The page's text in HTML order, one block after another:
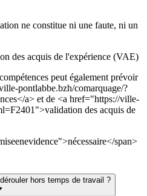
ne constitue ni une faute, ni un
des acquis de l'expérience (VAE)
peut également prévoir
pontlabbe.bzh/comarquage/?
a> et de <a href="https://ville-
des acquis de
span>
hors temps de travail ?